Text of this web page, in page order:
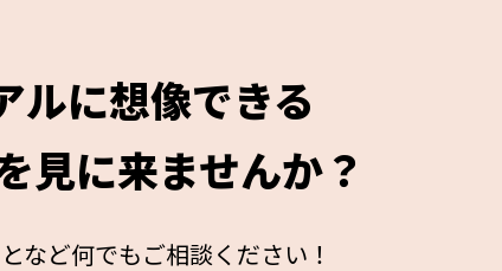
ルに想像できる
見に来ませんか？
など何でもご相談ください！